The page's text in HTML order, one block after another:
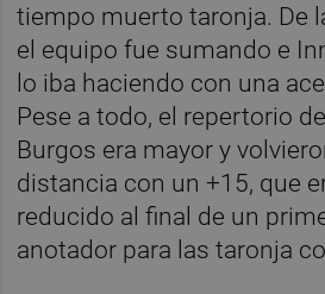
tiempo muerto taronja. De
el equipo fue sumando e
lo iba haciendo con una
Pese a todo, el repertorio
Burgos era mayor y
distancia con un +15, que
reducido al final de un
anotador para las taronja